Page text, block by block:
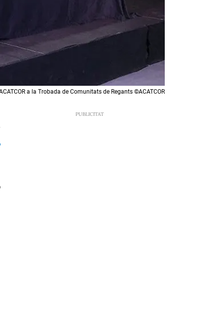
a la Trobada de Comunitats de Regants ©ACATCOR